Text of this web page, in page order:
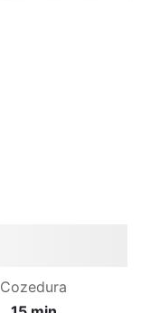
Cozedura